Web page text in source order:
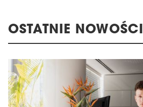
OSTATNIE NOWOŚCI